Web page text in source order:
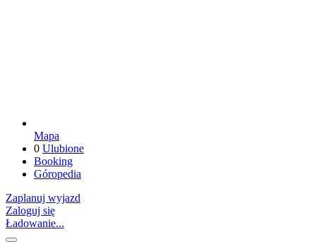
Mapa
0 Ulubione
Booking
Góropedia
Zaplanuj wyjazd
Zaloguj się
Ładowanie...